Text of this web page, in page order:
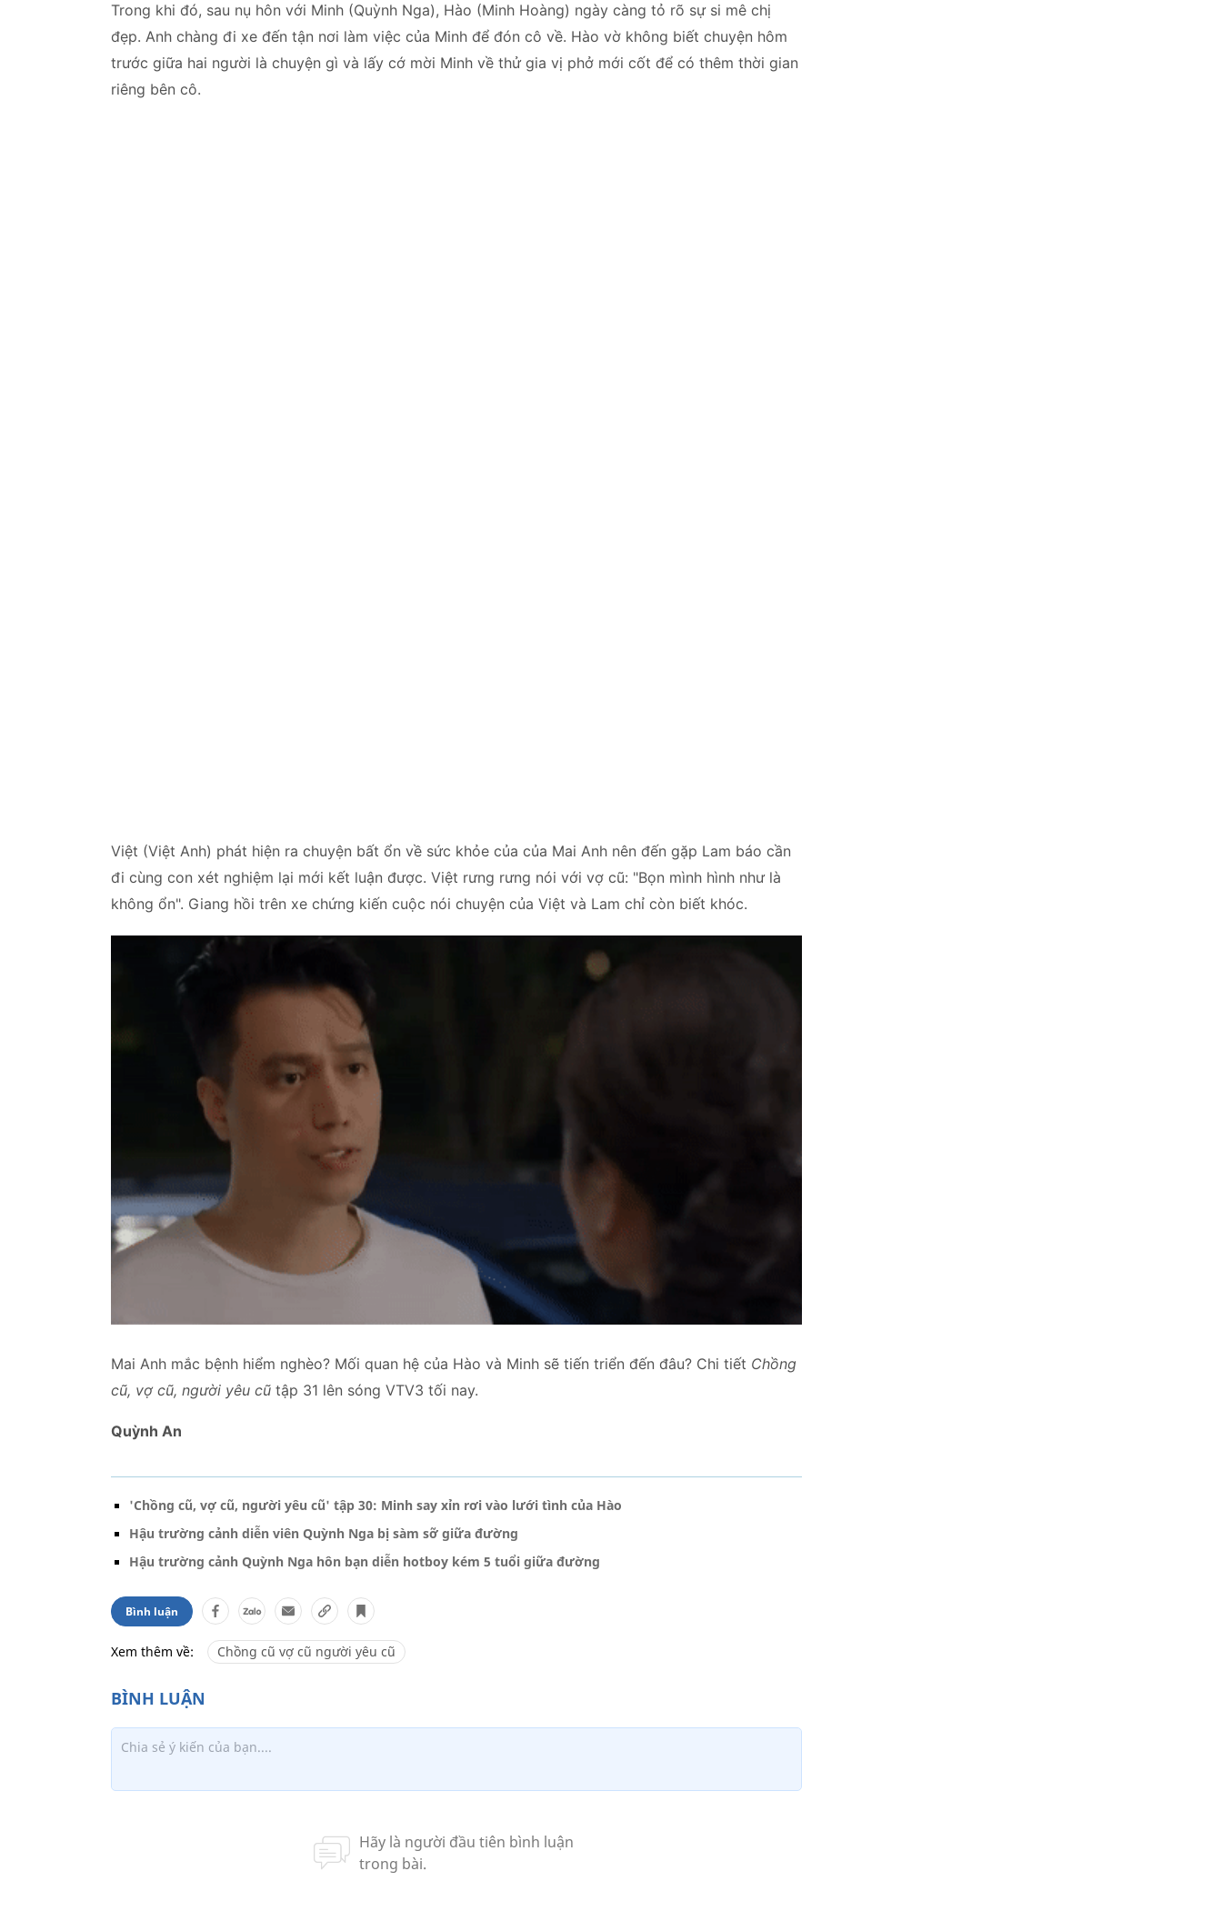
Trong khi đó, sau nụ hôn với Minh (Quỳnh Nga), Hào (Minh Hoàng) ngày càng tỏ rõ sự si mê chị
đẹp. Anh chàng đi xe đến tận nơi làm việc của Minh để đón cô về. Hào vờ không biết chuyện hôm
trước giữa hai người là chuyện gì và lấy cớ mời Minh về thử gia vị phở mới cốt để có thêm thời gian
riêng bên cô.
Việt (Việt Anh) phát hiện ra chuyện bất ổn về sức khỏe của của Mai Anh nên đến gặp Lam báo cần
đi cùng con xét nghiệm lại mới kết luận được. Việt rưng rưng nói với vợ cũ: "Bọn mình hình như là
không ổn". Giang hồi trên xe chứng kiến cuộc nói chuyện của Việt và Lam chỉ còn biết khóc.
Mai Anh mắc bệnh hiểm nghèo? Mối quan hệ của Hào và Minh sẽ tiến triển đến đâu? Chi tiết Chồng
cũ, vợ cũ, người yêu cũ tập 31 lên sóng VTV3 tối nay.
Quỳnh An
'Chồng cũ, vợ cũ, người yêu cũ' tập 30: Minh say xỉn rơi vào lưới tình của Hào
Hậu trường cảnh diễn viên Quỳnh Nga bị sàm sỡ giữa đường
Hậu trường cảnh Quỳnh Nga hôn bạn diễn hotboy kém 5 tuổi giữa đường
Bình luận
Xem thêm về: Chồng cũ vợ cũ người yêu cũ